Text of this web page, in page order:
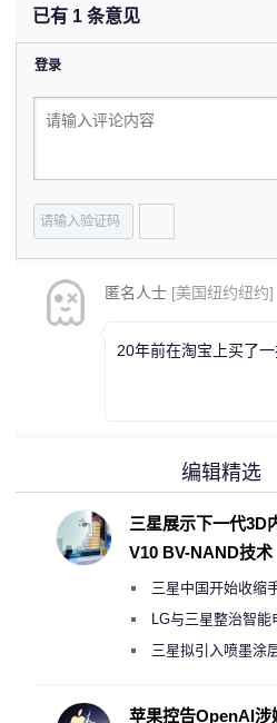
已有 1 条意见
登录
匿名人士 [美国纽约纽约]
20年前在淘宝上买了
编辑精选
三星展示下一代3D
V10 BV-NAND技术
三星中国开始收缩
月销售额不达标门店
LG与三星整治智
偷偷共享带宽的违规
三星拟引入喷墨涂
度
苹果控告OpenAI涉